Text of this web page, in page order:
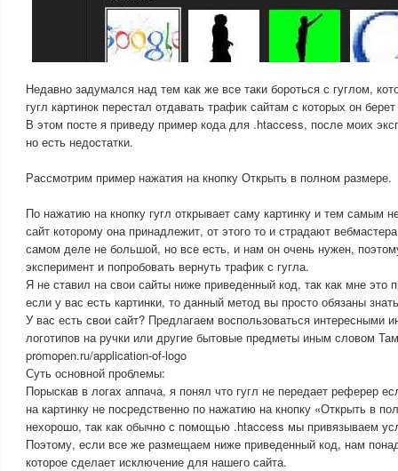
Недавно задумался над тем как же все таки бороться с гуглом,
гугл картинок перестал отдавать трафик сайтам с которых он берет
В этом посте я приведу пример кода для .htaccess, после моих
но есть недостатки.
Рассмотрим пример нажатия на кнопку Открыть в полном размере.
По нажатию на кнопку гугл открывает саму картинку и тем самым
сайт которому она принадлежит, от этого то и страдают
самом деле не большой, но все есть, и нам он очень нужен,
эксперимент и попробовать вернуть трафик с гугла.
Я не ставил на свои сайты ниже приведенный код, так как мне это
если у вас есть картинки, то данный метод вы просто обязаны
У вас есть свои сайт? Предлагаем воспользоваться интересными
логотипов на ручки или другие бытовые предметы иным словом
promopen.ru/application-of-logo
Суть основной проблемы:
Порыскав в логах аппача, я понял что гугл не передает реферер
на картинку не посредственно по нажатию на кнопку «Открыть в
нехорошо, так как обычно с помощью .htaccess мы привязываем
Поэтому, если все же размещаем ниже приведенный код, нам
которое сделает исключение для нашего сайта.